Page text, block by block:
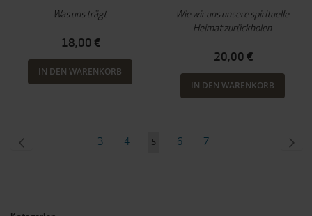
Was uns trägt
18,00 €
IN DEN WARENKORB
Wie wir uns unsere spirituelle
Heimat zurückholen
20,00 €
IN DEN WARENKORB
Seite
3 Seite
4
Sie
5 Seite
6 Seite
7